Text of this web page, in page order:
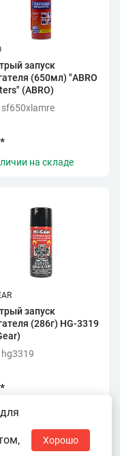
запуск
(650мл) "ABRO
(ABRO)
sf650xlamre
на складе
запуск
(286г) HG-3319
Хорошо